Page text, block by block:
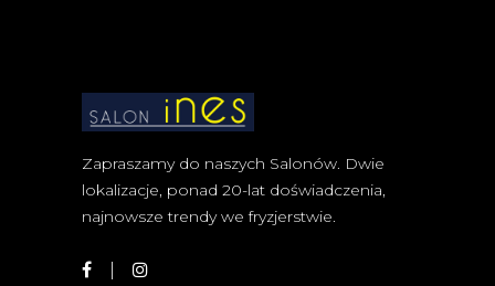
Zapraszamy do naszych Salonów. Dwie
lokalizacje, ponad 20-lat doświadczenia,
najnowsze trendy we fryzjerstwie.